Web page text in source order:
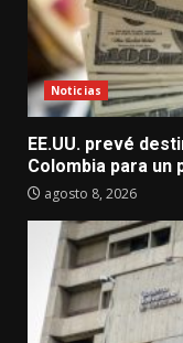
Noticias
EE.UU. prevé
Colombia para un
agosto 8, 2026